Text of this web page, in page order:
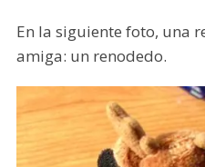
En la siguiente foto, una
amiga: un renodedo.